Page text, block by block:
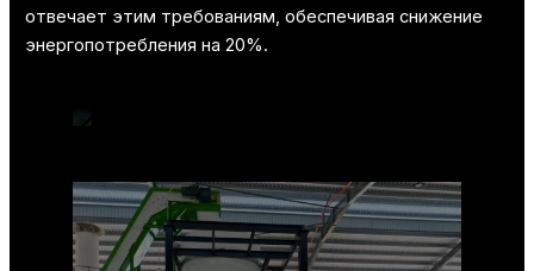
отвечает этим требованиям, обеспечивая снижение
энергопотребления на 20%.